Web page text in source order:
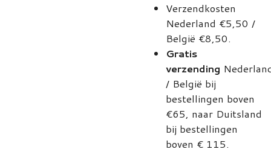
Verzendkosten
Nederland €5,50 /
België €8,50.
Gratis
verzending
/ België bij
bestellingen boven
€65, naar Duitsland
bij bestellingen
boven € 115.